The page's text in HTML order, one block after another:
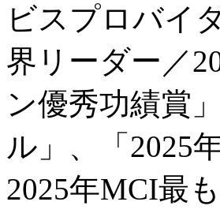
ビスプロバイ
界リーダー／
ン優秀功績賞
ル」、「2025
2025年MCI最